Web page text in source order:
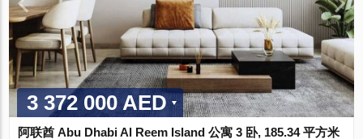
3 372 000 AED
阿联酋 Abu Dhabi Al Reem Island 公寓 3 卧, 185.34 平方米